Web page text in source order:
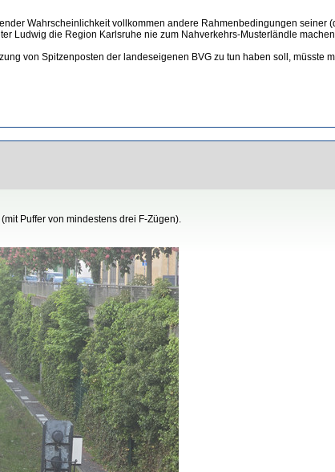
Wahrscheinlichkeit vollkommen andere Rahmenbedingungen seiner
Ludwig die Region Karlsruhe nie zum Nahverkehrs-Musterländle machen
von Spitzenposten der landeseigenen BVG zu tun haben soll, müsste
Puffer von mindestens drei F-Zügen).